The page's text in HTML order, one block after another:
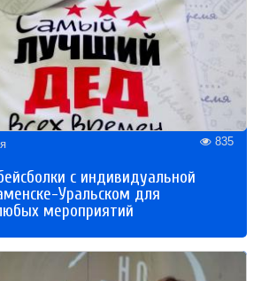
835
с индивидуальной
Уральском для
мероприятий